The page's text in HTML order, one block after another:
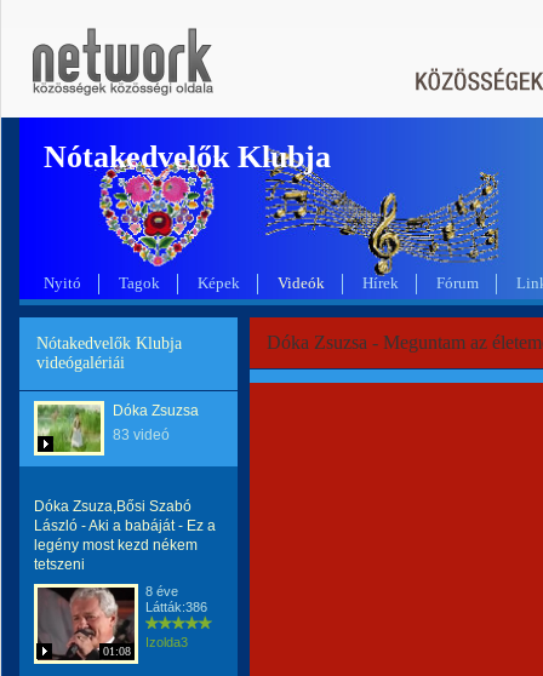
Nótakedvelők Klubja
Nyitó Tagok Képek Videók Hírek Fórum
Nótakedvelők Klubja
videógalériái
Dóka Zsuzsa
83 videó
Dóka Zsuza,Bősi Szabó
László - Aki a babáját - Ez a
legény most kezd nékem
tetszeni
01:08
8 éve
Látták:386
Izolda3
Dóka Zsuzsa - Meguntam az